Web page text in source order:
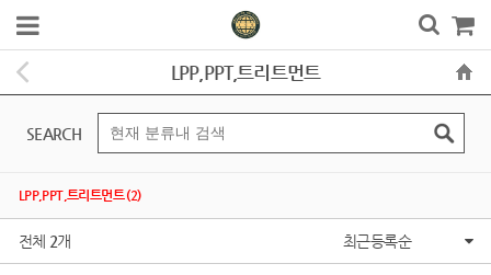
LPP,PPT,트리트먼트
SEARCH
LPP,PPT,트리트먼트 (2)
전체 2개 최근등록순